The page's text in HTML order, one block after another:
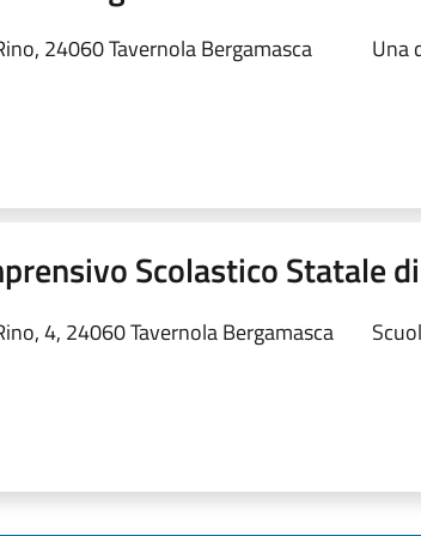
24060 Tavernola Bergamasca
Una
Scolastico Statale
4, 24060 Tavernola Bergamasca